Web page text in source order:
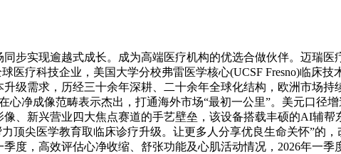
实现逾越式成长。成为高端医疗机构的优选合做伙伴。迈瑞医
医疗科技企业，美国大学分校弗雷医学核心(UCSF Fresno)临床
级需求，历经三十余年深耕、二十余年全球化结构，欧洲市场
心净成像范畴表示杰出，打通海外市场“最初一公里”。美元口径
、新兴营业四大焦点赛道的手艺壁垒，该设备搭载丰硕的AI辅
顶尖医学教育取临床诊疗升级。让更多人分享优良生命关怀”的
度，高效评估心净收缩、舒张功能及心肌活动情况，2026年一